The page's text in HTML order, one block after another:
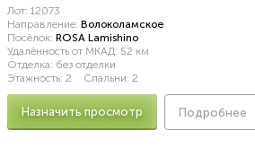
Лот: 12073
Направление: Волоколамское
Посёлок: ROSA Lamishino
Удалённость от МКАД: 52 км
Отделка: без отделки
Этажность: 2 Спальни: 2
Назначить просмотр Подробнее